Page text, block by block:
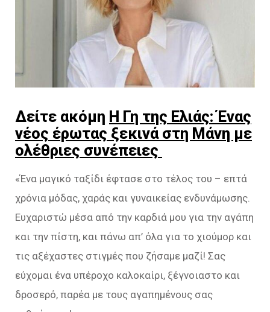
Δείτε ακόμη Η Γη της Ελιάς: Ένας
νέος έρωτας ξεκινά στη Μάνη με
ολέθριες συνέπειες
«Ένα μαγικό ταξίδι έφτασε στο τέλος του – επτά
χρόνια μόδας, χαράς και γυναικείας ενδυνάμωσης.
Ευχαριστώ μέσα από την καρδιά μου για την αγάπη
και την πίστη, και πάνω απ’ όλα για το χιούμορ και
τις αξέχαστες στιγμές που ζήσαμε μαζί! Σας
εύχομαι ένα υπέροχο καλοκαίρι, ξέγνοιαστο και
δροσερό, παρέα με τους αγαπημένους σας